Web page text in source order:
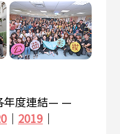
年度連結— —
｜ 2019 ｜